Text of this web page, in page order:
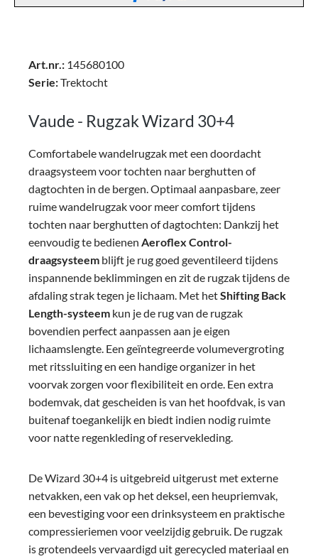
Art.nr.: 145680100
Serie:Trektocht
Vaude - Rugzak Wizard 30+4
Comfortabele wandelrugzak met een doordacht
draagsysteem voor tochten naar berghutten of
dagtochten in de bergen. Optimaal aanpasbare, zeer
ruime wandelrugzak voor meer comfort tijdens
tochten naar berghutten of dagtochten: Dankzij het
eenvoudig te bedienen Aeroflex Control-
draagsysteem blijft je rug goed geventileerd tijdens
inspannende beklimmingen en zit de rugzak tijdens de
afdaling strak tegen je lichaam. Met hetShifting Back
Length-systeem kun je de rug van de rugzak
bovendien perfect aanpassen aan je eigen
lichaamslengte. Een geïntegreerde volumevergroting
met ritssluiting en een handige organizer in het
voorvak zorgen voor flexibiliteit en orde. Een extra
bodemvak, dat gescheiden is van het hoofdvak, is van
buitenaf toegankelijk en biedt indien nodig ruimte
voor natte regenkleding of reservekleding.
De Wizard 30+4 is uitgebreid uitgerust met externe
netvakken, een vak op het deksel, een heupriemvak,
een bevestiging voor een drinksysteem en praktische
compressieriemen voor veelzijdig gebruik. De rugzak
is grotendeels vervaardigd uit gerecycled materiaal en